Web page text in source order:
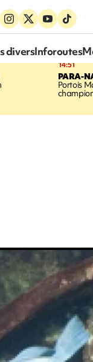
diversInforoutes
14:51
PARA-
Portois